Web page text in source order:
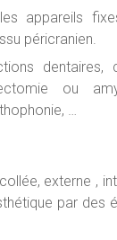
appareils
péricranien.
dentaires,
ou
…
externe ,
par des